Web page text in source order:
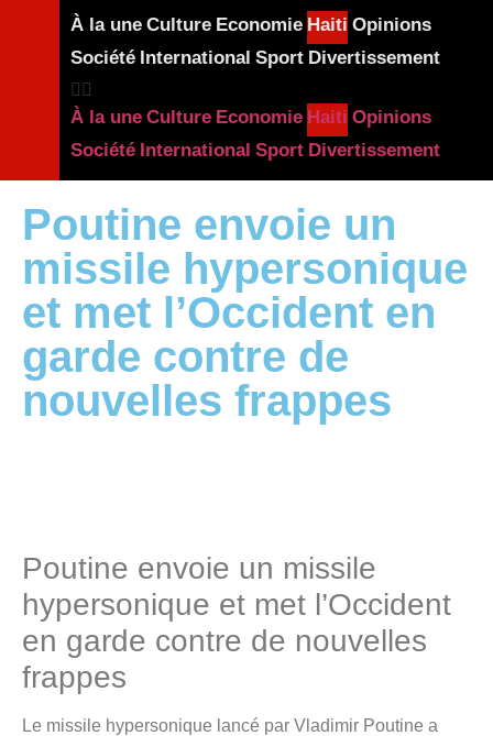
À la une Culture Economie Haiti Opinions
Société International Sport Divertissement
À la une Culture Economie Haiti Opinions
Société International Sport Divertissement
Poutine envoie un
missile hypersonique
et met l’Occident en
garde contre de
nouvelles frappes
Poutine envoie un missile
hypersonique et met l’Occident
en garde contre de nouvelles
frappes
Le missile hypersonique lancé par Vladimir Poutine a